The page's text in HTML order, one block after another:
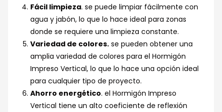
Fácil limpieza. se puede limpiar fácilmente con
agua y jabón, lo que lo hace ideal para zonas
donde se requiere una limpieza constante.
Variedad de colores. se pueden obtener una
amplia variedad de colores para el Hormigón
Impreso Vertical, lo que lo hace una opción ideal
para cualquier tipo de proyecto.
Ahorro energético. el Hormigón Impreso
Vertical tiene un alto coeficiente de reflexión